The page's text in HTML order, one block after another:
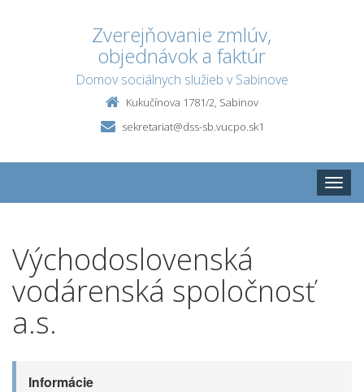
Zverejňovanie zmlúv,
objednávok a faktúr
Domov sociálnych služieb v Sabinove
Kukučínova 1781/2, Sabinov
sekretariat@dss-sb.vucpo.sk1
Toggle
Východoslovenská
vodárenská spoločnosť
a.s.
Informácie